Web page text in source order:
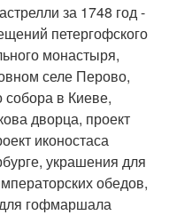
за 1748 год -
петергофского
монастыря,
селе Перово,
собора в Киеве,
дворца, проект
иконостаса
украшения для
обедов,
гофмаршала